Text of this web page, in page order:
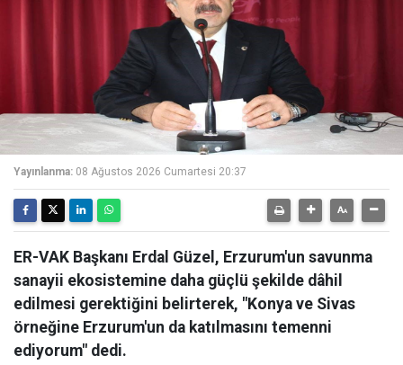
Yayınlanma: 08 Ağustos 2026 Cumartesi 20:37
ER-VAK Başkanı Erdal Güzel, Erzurum'un savunma
sanayii ekosistemine daha güçlü şekilde dâhil
edilmesi gerektiğini belirterek, "Konya ve Sivas
örneğine Erzurum'un da katılmasını temenni
ediyorum" dedi.